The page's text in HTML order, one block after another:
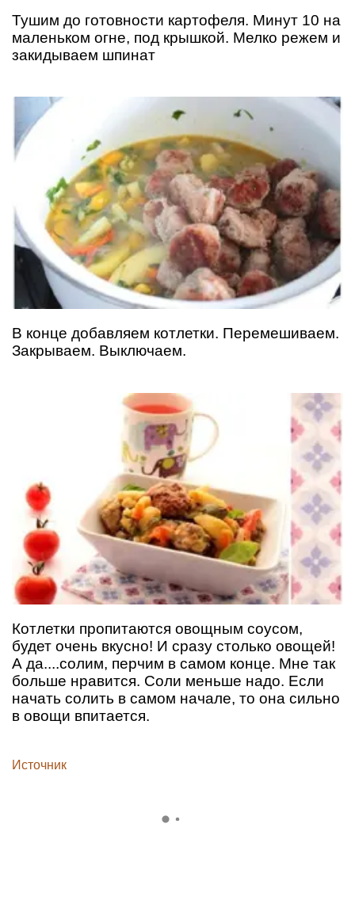
Тушим до готовности картофеля. Минут 10 на
маленьком огне, под крышкой. Мелко режем и
закидываем шпинат
В конце добавляем котлетки. Перемешиваем.
Закрываем. Выключаем.
Котлетки пропитаются овощным соусом,
будет очень вкусно! И сразу столько овощей!
А да....солим, перчим в самом конце. Мне так
больше нравится. Соли меньше надо. Если
начать солить в самом начале, то она сильно
в овощи впитается.
Источник